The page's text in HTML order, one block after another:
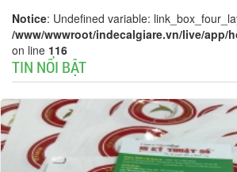
Notice: Undefined variable:
/www/wwwroot/indecalgiare.vn/live/app/
on line 116
TIN NỔI BẬT